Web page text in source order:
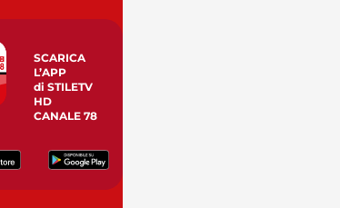
SCARICA
L’APP
di STILETV
HD
CANALE 78